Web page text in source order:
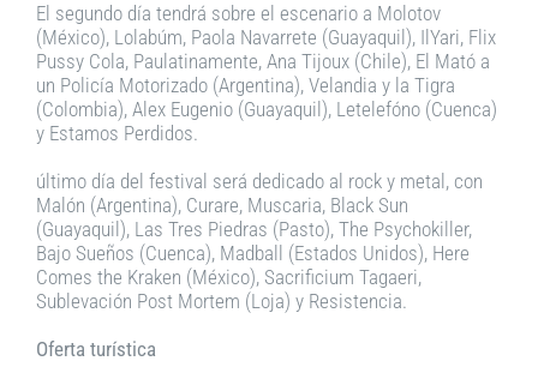
El segundo día tendrá sobre el escenario a Molotov
(México), Lolabúm, Paola Navarrete (Guayaquil), IlYari, Flix
Pussy Cola, Paulatinamente, Ana Tijoux (Chile), El Mató a
un Policía Motorizado (Argentina), Velandia y la Tigra
(Colombia), Alex Eugenio (Guayaquil), Letelefóno (Cuenca)
y Estamos Perdidos.
último día del festival será dedicado al rock y metal, con
Malón (Argentina), Curare, Muscaria, Black Sun
(Guayaquil), Las Tres Piedras (Pasto), The Psychokiller,
Bajo Sueños (Cuenca), Madball (Estados Unidos), Here
Comes the Kraken (México), Sacrificium Tagaeri,
Sublevación Post Mortem (Loja) y Resistencia.
Oferta turística